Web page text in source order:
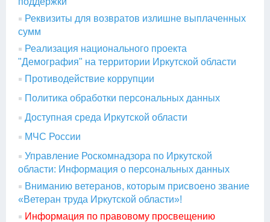
Реквизиты для возвратов излишне выплаченных
сумм
Реализация национального проекта
"Демография" на территории Иркутской области
Противодействие коррупции
Политика обработки персональных данных
Доступная среда Иркутской области
МЧС России
Управление Роскомнадзора по Иркутской
области: Информация о персональных данных
Вниманию ветеранов, которым присвоено звание
«Ветеран труда Иркутской области»!
Информация по правовому просвещению